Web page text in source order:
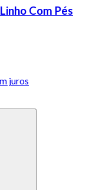
Com Pés
juros